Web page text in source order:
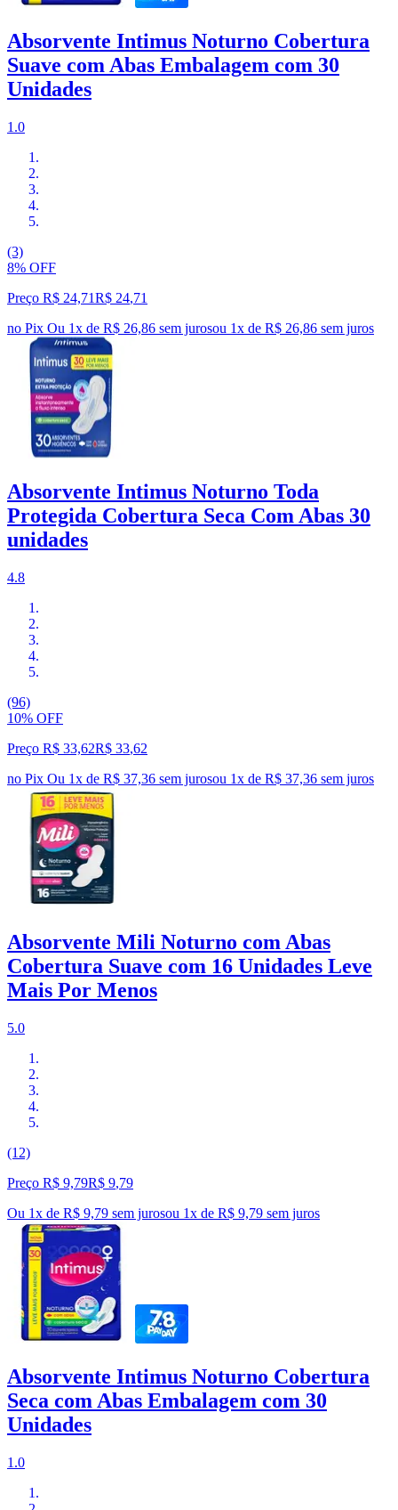
Absorvente Intimus Noturno Cobertura
Suave com Abas Embalagem com 30
Unidades
1.0
(3)
8% OFF
Preço R$ 24,71R$ 24,71
no Pix Ou 1x de R$ 26,86 sem jurosou 1x de R$ 26,86 sem juros
Absorvente Intimus Noturno Toda
Protegida Cobertura Seca Com Abas 30
unidades
4.8
(96)
10% OFF
Preço R$ 33,62R$ 33,62
no Pix Ou 1x de R$ 37,36 sem jurosou 1x de R$ 37,36 sem juros
Absorvente Mili Noturno com Abas
Cobertura Suave com 16 Unidades Leve
Mais Por Menos
5.0
(12)
Preço R$ 9,79R$ 9,79
Ou 1x de R$ 9,79 sem jurosou 1x de R$ 9,79 sem juros
Absorvente Intimus Noturno Cobertura
Seca com Abas Embalagem com 30
Unidades
1.0